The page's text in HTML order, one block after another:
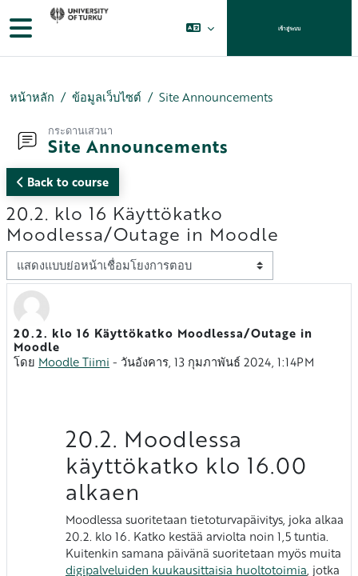
ข้ามไปที่เนื้อหาหลัก
Side panel เข้าสู่ระบบ
หน้าหลัก ข้อมูลเว็บไซต์ Site Announcements
กระดานเสวนา
Site Announcements
Back to course
20.2. klo 16 Käyttökatko
Moodlessa/Outage in Moodle
Display mode
20.2. klo 16 Käyttökatko Moodlessa/Outage in
Moodle
โดย Moodle Tiimi - วันอังคาร, 13 กุมภาพันธ์ 2024, 1:14PM
Number of replies: 0
20.2. Moodlessa
käyttökatko klo 16.00
alkaen
Moodlessa suoritetaan tietoturvapäivitys, joka alkaa
20.2. klo 16. Katko kestää arviolta noin 1,5 tuntia.
Kuitenkin samana päivänä suoritetaan myös muita
digipalveluiden kuukausittaisia huoltotoimia, jotka